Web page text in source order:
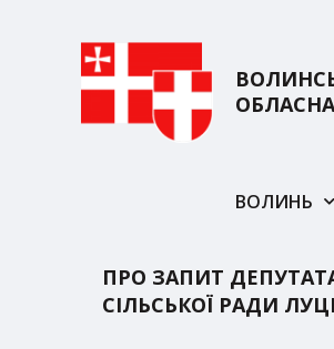
ВОЛИНЬ
ПРО ЗАПИТ
СІЛЬСЬКОЇ РАДИ